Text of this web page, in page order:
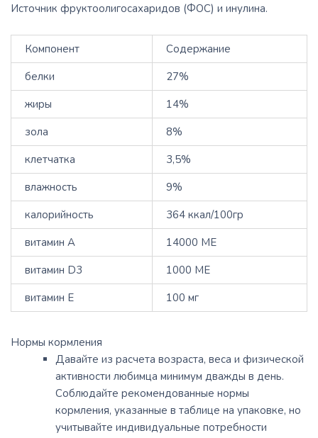
Источник фруктоолигосахаридов (ФОС) и инулина.
Компонент
Содержание
белки
27%
жиры
14%
зола
8%
клетчатка
3,5%
влажность
9%
калорийность
364 ккал/100гр
витамин А
14000 МЕ
витамин D3
1000 МЕ
витамин Е
100 мг
Нормы кормления
Давайте из расчета возраста, веса и физической
активности любимца минимум дважды в день.
Соблюдайте рекомендованные нормы
кормления, указанные в таблице на упаковке, но
учитывайте индивидуальные потребности